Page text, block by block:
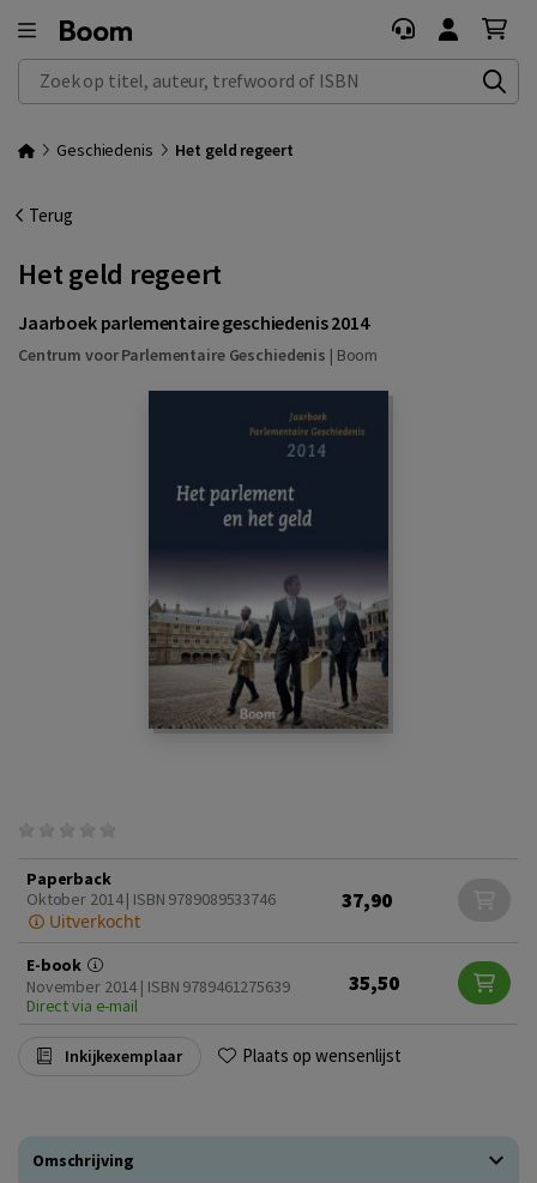
Zoek op titel, auteur, trefwoord of ISBN
Geschiedenis Het geld regeert
Terug
Het geld regeert
Jaarboek parlementaire geschiedenis 2014
Centrum voor Parlementaire Geschiedenis | Boom
Paperback
Oktober 2014 | ISBN 9789089533746
Uitverkocht
37,90
E-book
November 2014 | ISBN 9789461275639
Direct via e-mail
35,50
Inkijkexemplaar Plaats op wensenlijst
Omschrijving